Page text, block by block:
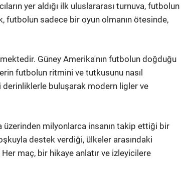
yer aldığı ilk uluslararası turnuva, futbolun
futbolun sadece bir oyun olmanın ötesinde,
Güney Amerika'nın futbolun doğduğu
futbolun ritmini ve tutkusunu nasıl
buluşarak modern ligler ve
milyonlarca insanın takip ettiği bir
destek verdiği, ülkeler arasındaki
maç, bir hikaye anlatır ve izleyicilere